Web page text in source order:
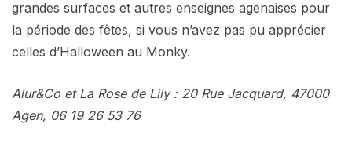
grandes surfaces et autres enseignes agenaises pour
la période des fêtes, si vous n’avez pas pu apprécier
celles d’Halloween au Monky.
Alur&Co et La Rose de Lily : 20 Rue Jacquard, 47000
Agen, 06 19 26 53 76